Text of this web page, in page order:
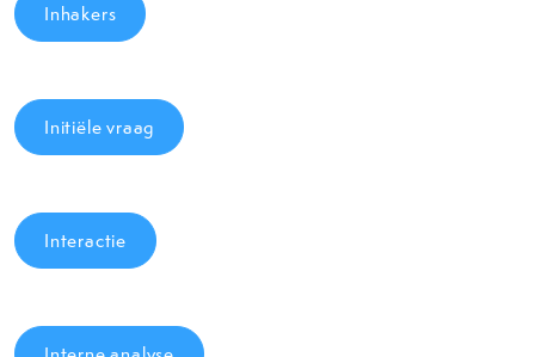
Inhakers
Initiële vraag
Interactie